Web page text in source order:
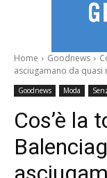
Home Goodnews
asciugamano da quasi
Goodnews Moda
Cos’è la